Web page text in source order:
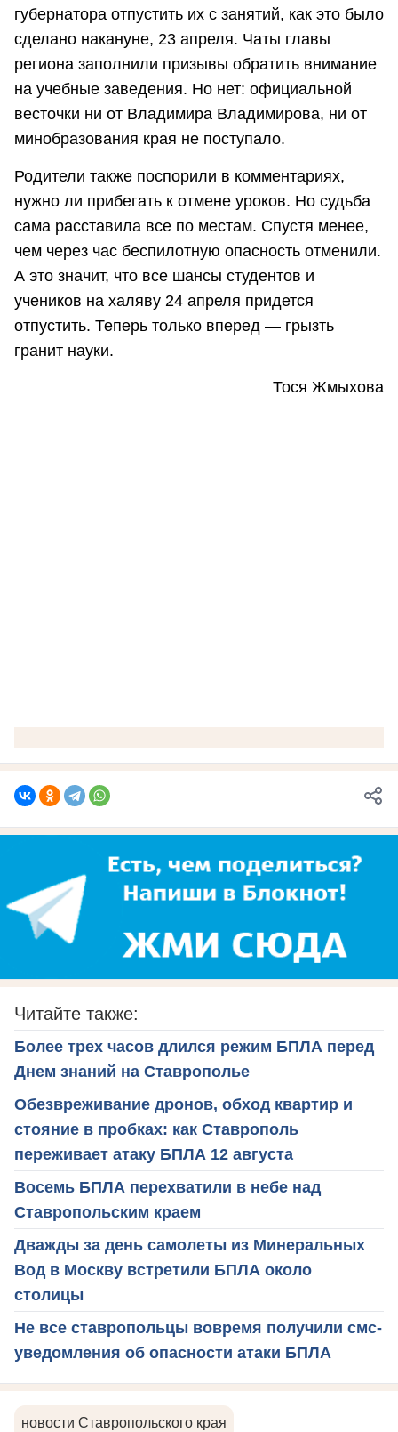
губернатора отпустить их с занятий, как это было
сделано накануне, 23 апреля. Чаты главы
региона заполнили призывы обратить внимание
на учебные заведения. Но нет: официальной
весточки ни от Владимира Владимирова, ни от
минобразования края не поступало.
Родители также поспорили в комментариях,
нужно ли прибегать к отмене уроков. Но судьба
сама расставила все по местам. Спустя менее,
чем через час беспилотную опасность отменили.
А это значит, что все шансы студентов и
учеников на халяву 24 апреля придется
отпустить. Теперь только вперед — грызть
гранит науки.
Тося Жмыхова
Читайте также:
Более трех часов длился режим БПЛА перед
Днем знаний на Ставрополье
Обезвреживание дронов, обход квартир и
стояние в пробках: как Ставрополь
переживает атаку БПЛА 12 августа
Восемь БПЛА перехватили в небе над
Ставропольским краем
Дважды за день самолеты из Минеральных
Вод в Москву встретили БПЛА около
столицы
Не все ставропольцы вовремя получили смс-
уведомления об опасности атаки БПЛА
новости Ставропольского края